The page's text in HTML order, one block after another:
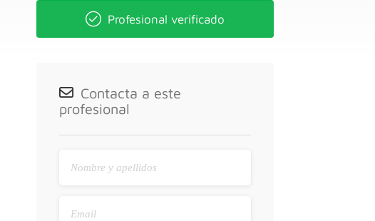
Profesional verificado
Contacta a este
profesional